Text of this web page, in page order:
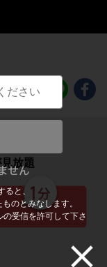
と、
のとみなします。
受信を許可して下さ
しまで
放題